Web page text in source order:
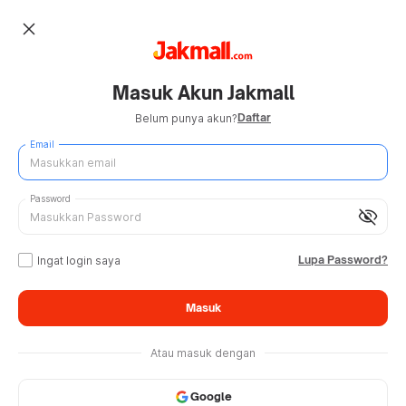
close
Masuk Akun Jakmall
Belum punya akun?Daftar
Email
visibility_off
Password
Ingat login saya Lupa Password?
Masuk
Atau masuk dengan
Google